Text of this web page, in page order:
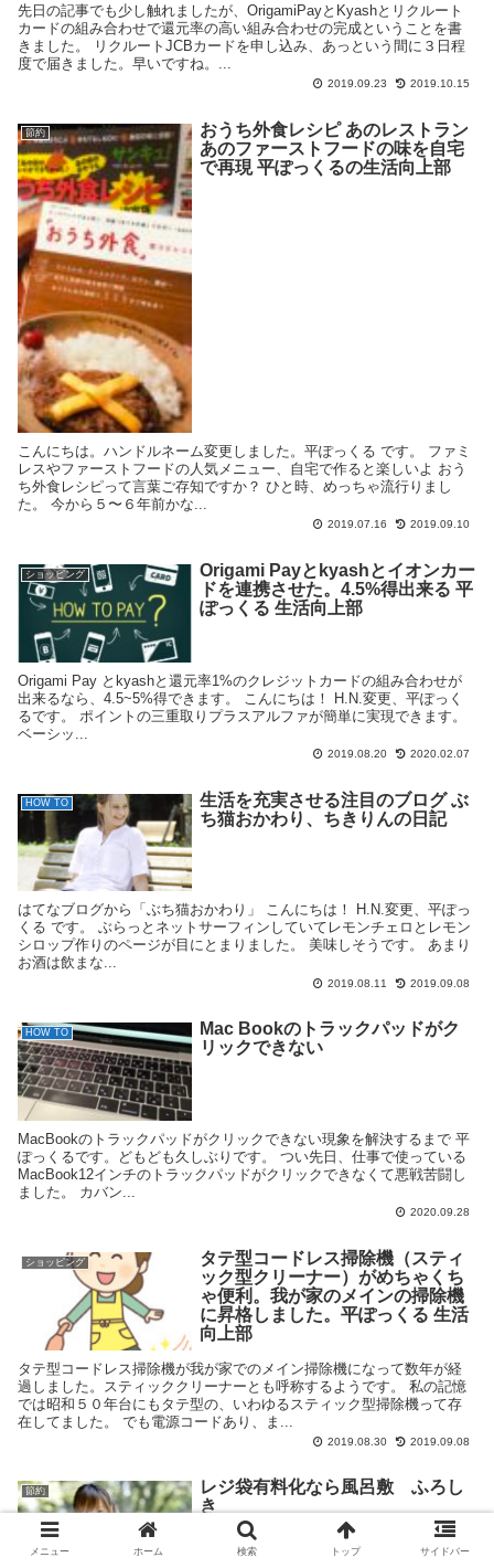
先日の記事でも少し触れましたが、OrigamiPayとKyashとリクルート
カードの組み合わせで還元率の高い組み合わせの完成ということを書
きました。 リクルートJCBカードを申し込み、あっという間に３日程
度で届きました。早いですね。...
2019.09.23 2019.10.15
節約
おうち外食レシピ あのレストラン
あのファーストフードの味を自宅
で再現 平ぽっくるの生活向上部
こんにちは。ハンドルネーム変更しました。平ぽっくる です。 ファミ
レスやファーストフードの人気メニュー、自宅で作ると楽しいよ おう
ち外食レシピって言葉ご存知ですか？ ひと時、めっちゃ流行りまし
た。 今から５〜６年前かな...
2019.07.16 2019.09.10
ショッピング
Origami Payとkyashとイオンカー
ドを連携させた。4.5%得出来る 平
ぽっくる 生活向上部
Origami Pay とkyashと還元率1%のクレジットカードの組み合わせが
出来るなら、4.5~5%得できます。 こんにちは！ H.N.変更、平ぽっく
るです。 ポイントの三重取りプラスアルファが簡単に実現できます。
ベーシッ...
2019.08.20 2020.02.07
HOW TO
生活を充実させる注目のブログ ぶ
ち猫おかわり、ちきりんの日記
はてなブログから「ぶち猫おかわり」 こんにちは！ H.N.変更、平ぽっ
くる です。 ぶらっとネットサーフィンしていてレモンチェロとレモン
シロップ作りのページが目にとまりました。 美味しそうです。 あまり
お酒は飲まな...
2019.08.11 2019.09.08
HOW TO
Mac Bookのトラックパッドがク
リックできない
MacBookのトラックパッドがクリックできない現象を解決するまで 平
ぽっくるです。どもども久しぶりです。 つい先日、仕事で使っている
MacBook12インチのトラックパッドがクリックできなくて悪戦苦闘し
ました。 カバン...
2020.09.28
ショッピング
タテ型コードレス掃除機（スティ
ック型クリーナー）がめちゃくち
ゃ便利。我が家のメインの掃除機
に昇格しました。平ぽっくる 生活
向上部
タテ型コードレス掃除機が我が家でのメイン掃除機になって数年が経
過しました。スティッククリーナーとも呼称するようです。 私の記憶
では昭和５０年台にもタテ型の、いわゆるスティック型掃除機って存
在してました。 でも電源コードあり、ま...
2019.08.30 2019.09.08
節約
レジ袋有料化なら風呂敷 ふろし
き
メニュー ホーム 検索 トップ サイドバー